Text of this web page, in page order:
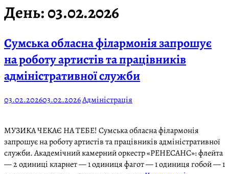
День:03.02.2026
Сумська обласна філармонія запрошує
на роботу артистів та працівників
адміністративної служби
03.02.202603.02.2026Адміністрація
МУЗИКА ЧЕКАЄ НА ТЕБЕ! Сумська обласна філармонія
запрошує на роботу артистів та працівників адміністративної
служби. Академічний камерний оркестр «РЕНЕСАНС»: флейта
— 2 одиниці кларнет — 1 одиниця фагот — 1 одиниця гобой — 1